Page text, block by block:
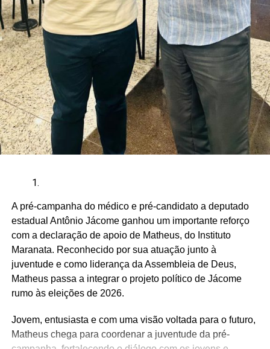
A pré-campanha do médico e pré-candidato a deputado
estadual Antônio Jácome ganhou um importante reforço
com a declaração de apoio de Matheus, do Instituto
Maranata. Reconhecido por sua atuação junto à
juventude e como liderança da Assembleia de Deus,
Matheus passa a integrar o projeto político de Jácome
rumo às eleições de 2026.
Jovem, entusiasta e com uma visão voltada para o futuro,
Matheus chega para coordenar a juventude da pré-